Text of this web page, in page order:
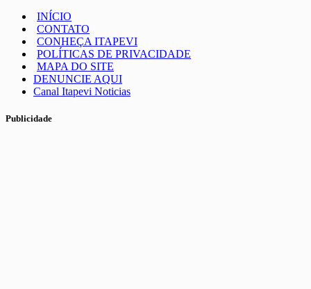
INÍCIO
CONTATO
CONHEÇA ITAPEVI
POLÍTICAS DE PRIVACIDADE
MAPA DO SITE
DENUNCIE AQUI
Canal Itapevi Noticias
Publicidade